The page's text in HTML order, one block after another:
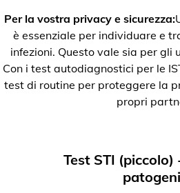
Per la vostra privacy e sicurezza:
è essenziale per individuare e
infezioni. Questo vale sia per gli
Con i test autodiagnostici per le
test di routine per proteggere la
propri
Test STI (piccolo)
patogeni